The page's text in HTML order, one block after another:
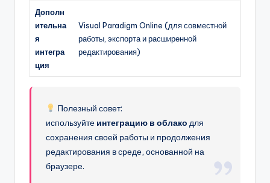
Дополн
ительна
я
интегра
ция
Visual Paradigm Online (для совместной
работы, экспорта и расширенной
редактирования)
Полезный совет:
используйте интеграцию в облако для
сохранения своей работы и продолжения
редактирования в среде, основанной на
браузере.